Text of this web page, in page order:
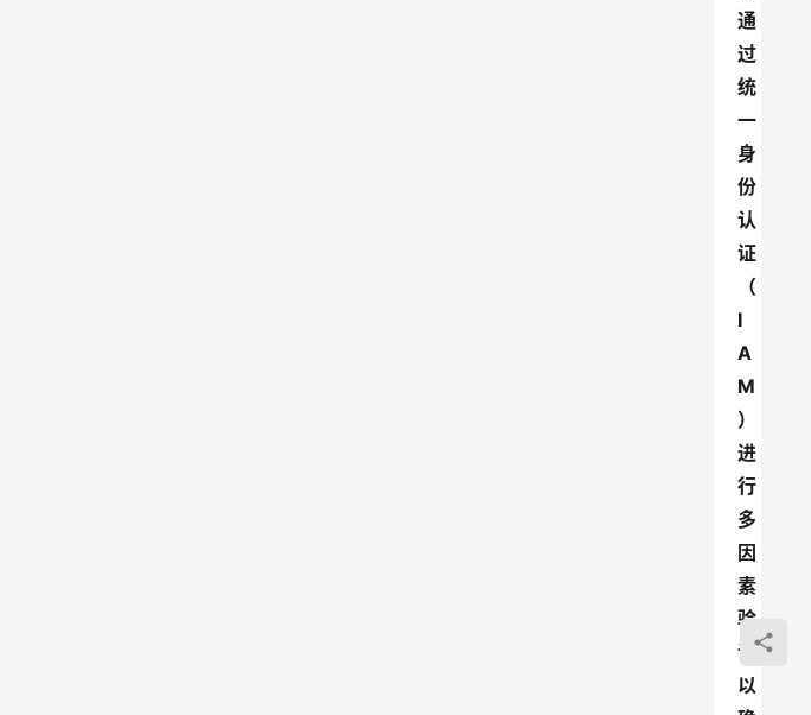
通
过
统
一
身
份
认
证
（
I
A
M
）
进
行
多
因
素
验
证
以